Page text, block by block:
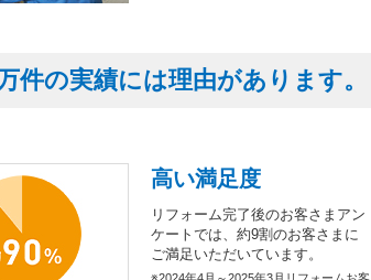
の実績には理由があります。
高い満足度
リフォーム完了後のお客さまアン
ケートでは、約9割のお客さまに
ご満足いただいています。